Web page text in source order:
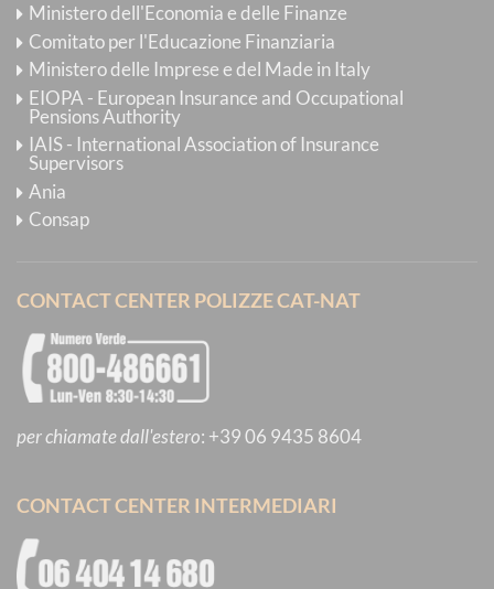
Ministero dell'Economia e delle Finanze
Comitato per l'Educazione Finanziaria
Ministero delle Imprese e del Made in Italy
EIOPA - European Insurance and Occupational
Pensions Authority
IAIS - International Association of Insurance
Supervisors
Ania
Consap
CONTACT CENTER POLIZZE CAT-NAT
per chiamate dall'estero: +39 06 9435 8604
CONTACT CENTER INTERMEDIARI